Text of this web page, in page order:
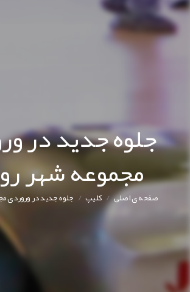
جلوه جدید در
مجموعه شهر
صفحه ی اصلی/کليپ/ جلوه جدید در وروردی